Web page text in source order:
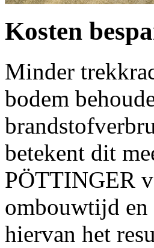
Kosten
Minder
bodem
betekent dit
PÖTTINGER
ombouwtijd en
hiervan het